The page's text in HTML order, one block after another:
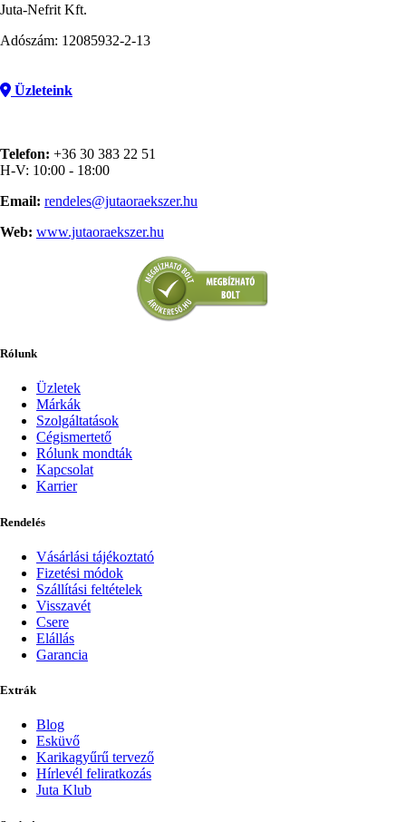
Juta-Nefrit Kft.
Adószám: 12085932-2-13
Üzleteink
Telefon: +36 30 383 22 51
H-V: 10:00 - 18:00
Email: rendeles@jutaoraekszer.hu
Web: www.jutaoraekszer.hu
Rólunk
Üzletek
Márkák
Szolgáltatások
Cégismertető
Rólunk mondták
Kapcsolat
Karrier
Rendelés
Vásárlási tájékoztató
Fizetési módok
Szállítási feltételek
Visszavét
Csere
Elállás
Garancia
Extrák
Blog
Esküvő
Karikagyűrű tervező
Hírlevél feliratkozás
Juta Klub